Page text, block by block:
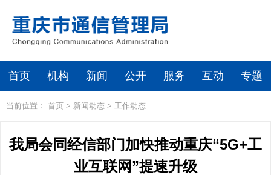
首页 机构 新闻 公开 服务 互动 专题
当前位置： 首页 > 新闻动态 > 工作动态
我局会同经信部门加快推动重庆“5G+工
业互联网”提速升级